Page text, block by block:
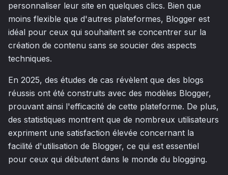
personnaliser leur site en quelques clics. Bien que
moins flexible que d'autres plateformes, Blogger est
idéal pour ceux qui souhaitent se concentrer sur la
création de contenu sans se soucier des aspects
techniques.
En 2025, des études de cas révèlent que des blogs
réussis ont été construits avec des modèles Blogger,
prouvant ainsi l'efficacité de cette plateforme. De plus,
des statistiques montrent que de nombreux utilisateurs
expriment une satisfaction élevée concernant la
facilité d'utilisation de Blogger, ce qui est essentiel
pour ceux qui débutent dans le monde du blogging.